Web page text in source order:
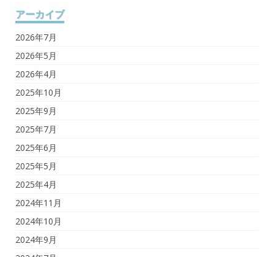
アーカイブ
2026年7月
2026年5月
2026年4月
2025年10月
2025年9月
2025年7月
2025年6月
2025年5月
2025年4月
2024年11月
2024年10月
2024年9月